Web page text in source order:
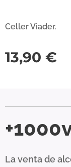
Celler Viader.
13,90 €
La venta de